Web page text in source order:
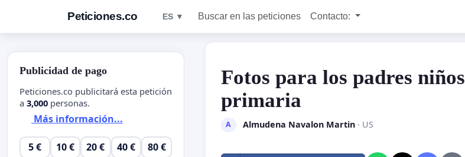
Peticiones.co ES ▼ Buscar en las peticiones Contacto:
Fotos para los padres niños
primaria
A Almudena Navalon Martin· US
Publicidad de pago
Peticiones.co publicitará esta petición
a 3,000 personas.
Más información...
5 € 10 € 20 € 40 € 80 €